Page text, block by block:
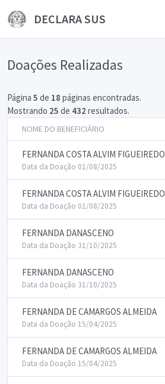
DECLARA SUS
Doações Realizadas
Página 5 de 18 páginas encontradas.
Mostrando 25 de 432 resultados.
NOME DO BENEFICIÁRIO
FERNANDA COSTA ALVIM FIGUEIREDO
Data da Doação 01/08/2025
FERNANDA COSTA ALVIM FIGUEIREDO
Data da Doação 01/08/2025
FERNANDA DANASCENO
Data da Doação 31/10/2025
FERNANDA DANASCENO
Data da Doação 31/10/2025
FERNANDA DE CAMARGOS ALMEIDA
Data da Doação 15/04/2025
FERNANDA DE CAMARGOS ALMEIDA
Data da Doação 15/04/2025